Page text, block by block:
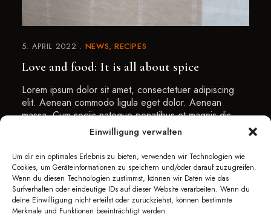
Einwilligung verwalten
Um dir ein optimales Erlebnis zu bieten, verwenden wir Technologien wie
Cookies, um Geräteinformationen zu speichern und/oder darauf zuzugreifen.
Wenn du diesen Technologien zustimmst, können wir Daten wie das
Surfverhalten oder eindeutige IDs auf dieser Website verarbeiten. Wenn du
deine Einwilligung nicht erteilst oder zurückziehst, können bestimmte
Merkmale und Funktionen beeinträchtigt werden.
5. APRIL 2022 NEWS RECIPES
Love and food: It is all about spice
Lorem ipsum dolor sit amet, consectetuer adipiscing
elit. Aenean commodo ligula eget dolor. Aenean
massa. Cum sociis natoque penatibus et magnis dis
parturient montes, nascetur …
READ MORE